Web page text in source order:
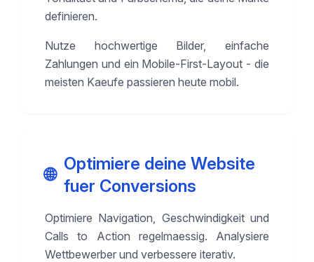
definieren.
Nutze hochwertige Bilder, einfache
Zahlungen und ein Mobile-First-Layout - die
meisten Kaeufe passieren heute mobil.
🌐
Optimiere deine Website
fuer Conversions
Optimiere Navigation, Geschwindigkeit und
Calls to Action regelmaessig. Analysiere
Wettbewerber und verbessere iterativ.